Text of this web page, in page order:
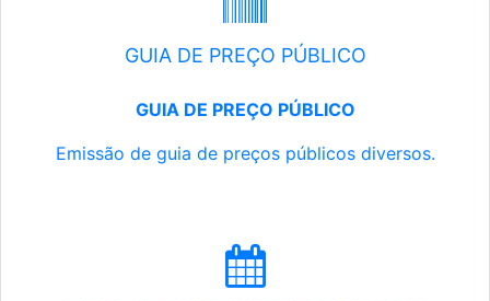
GUIA DE PREÇO PÚBLICO
GUIA DE PREÇO PÚBLICO
Emissão de guia de preços públicos diversos.